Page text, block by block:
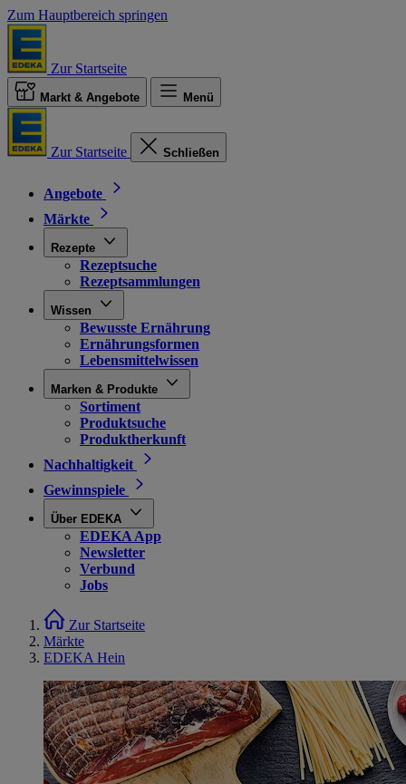
Zum Hauptbereich springen
Zur Startseite
Markt & Angebote Menü
Zur Startseite Schließen
Angebote
Märkte
Rezepte
Rezeptsuche
Rezeptsammlungen
Wissen
Bewusste Ernährung
Ernährungsformen
Lebensmittelwissen
Marken & Produkte
Sortiment
Produktsuche
Produktherkunft
Nachhaltigkeit
Gewinnspiele
Über EDEKA
EDEKA App
Newsletter
Verbund
Jobs
Zur Startseite
Märkte
EDEKA Hein